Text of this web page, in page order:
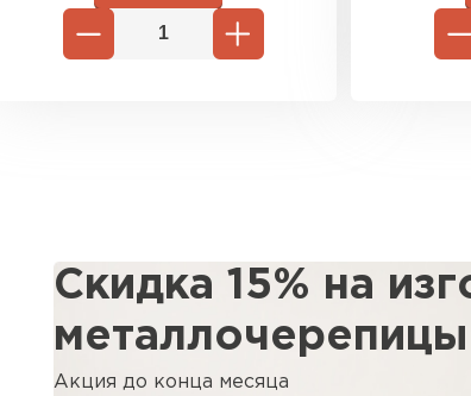
Скидка 15% на
Акция до конца месяца